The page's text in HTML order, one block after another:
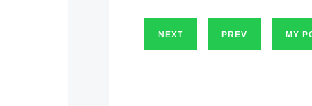
NEXT PREV MY